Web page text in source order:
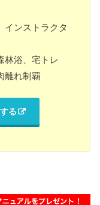
インストラクタ
林浴、宅トレ
離れ制覇
る